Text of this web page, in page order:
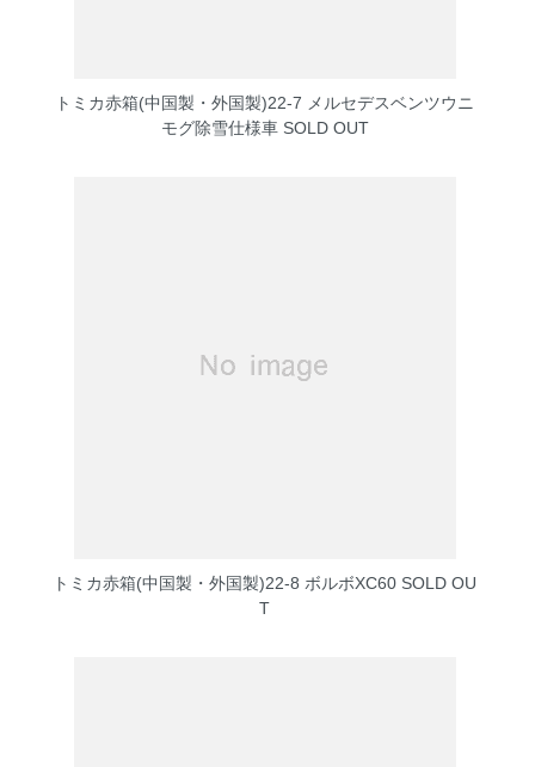
トミカ赤箱(中国製・外国製)22-7 メルセデスベンツウニ
モグ除雪仕様車SOLD OUT
トミカ赤箱(中国製・外国製)22-8 ボルボXC60 SOLD OU
T